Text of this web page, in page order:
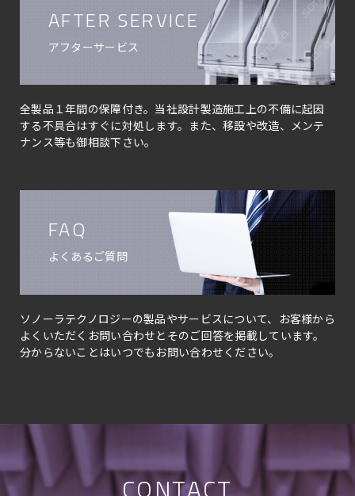
AFTER SERVICE
アフターサービス
全製品１年間の保障付き。当社設計製造施工上の不備に起因
する不具合はすぐに対処します。また、移設や改造、メンテ
ナンス等も御相談下さい。
FAQ
よくあるご質問
ソノーラテクノロジーの製品やサービスについて、お客様から
よくいただくお問い合わせとそのご回答を掲載しています。
分からないことはいつでもお問い合わせください。
CONTACT